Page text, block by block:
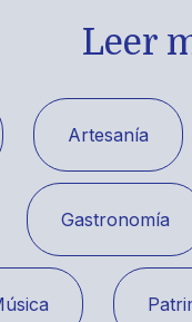
Leer
Artesanía
Gastronomía